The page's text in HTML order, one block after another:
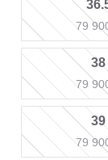
79
38
79
39
79